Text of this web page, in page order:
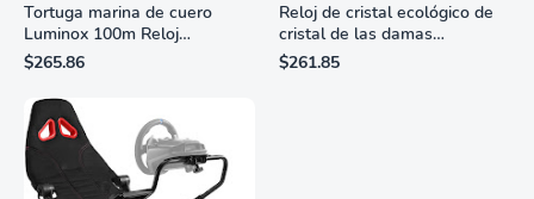
Tortuga marina de cuero
Luminox 100m Reloj
analógico de cuarzo
resistente al agua
$265.86
Reloj de cristal ecológico de
cristal de las damas
ciudadanas, 3 manos,
marcadores de números
$261.85